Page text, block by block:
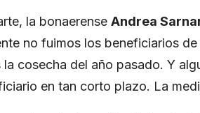
la bonaerense Andrea
no fuimos los beneficiarios
la cosecha del año pasado. Y
en tan corto plazo. La